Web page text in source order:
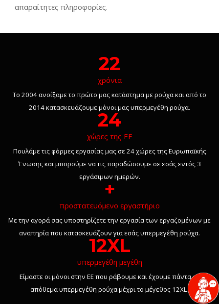
απαραίτητες πληροφορίες.
22
χρόνια
Το 2004 ανοίξαμε το πρώτο μας κατάστημα με ρούχα και από το
2014 κατασκευάζουμε μόνοι μας υπερμεγέθη ρούχα.
24
χώρες της ΕΕ
Πουλάμε τις φόρμες εργασίας μας σε 24 χώρες της Ευρωπαϊκής
Ένωσης και μπορούμε να τις παραδώσουμε σε εσάς εντός 3
εργάσιμων ημερών.
+
προστατευόμενο εργαστήριο
Με την αγορά σας υποστηρίζετε την εργασία των εργαζομένων με
αναπηρία που κατασκευάζουν για εσάς υπερμεγέθη ρούχα.
12XL
υπερμεγέθη μεγέθη
Είμαστε οι μόνοι στην ΕΕ που ράβουμε και έχουμε πάντα σε
απόθεμα υπερμεγέθη ρούχα μέχρι το μέγεθος 12XL.